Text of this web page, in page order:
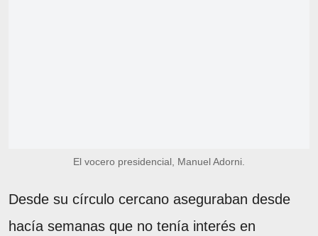
El vocero presidencial, Manuel Adorni.
Desde su círculo cercano aseguraban desde
hacía semanas que no tenía interés en